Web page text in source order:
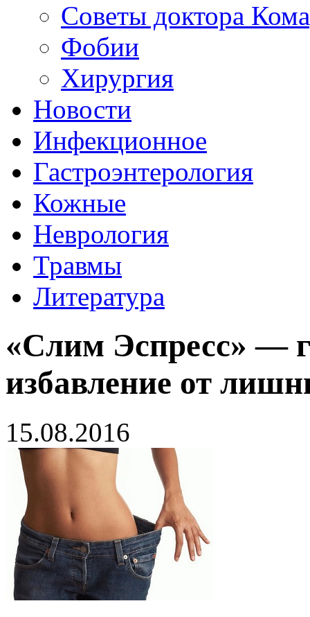
Советы доктора
Фобии
Хирургия
Новости
Инфекционное
Гастроэнтерология
Кожные
Неврология
Травмы
Литература
«Слим Эспресс» —
избавление от
15.08.2016